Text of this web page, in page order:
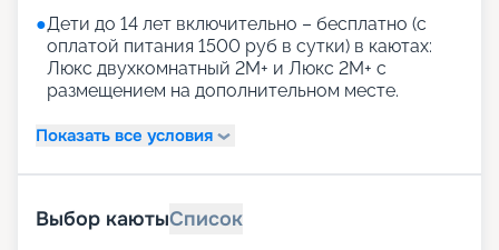
●Дети до 14 лет включительно – бесплатно (с
оплатой питания 1500 руб в сутки) в каютах:
Люкс двухкомнатный 2М+ и Люкс 2М+ с
размещением на дополнительном месте.
Показать все условия
Выбор каютыСписок